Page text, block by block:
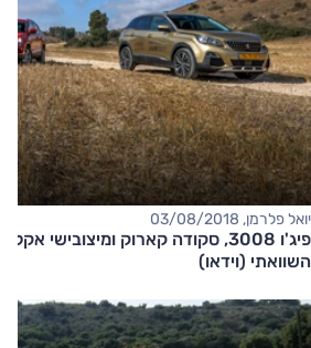
יואל פלרמן, 03/08/2018
פיג'ו 3008, סקודה קארוק ומיצובישי
השוואתי (וידאו)